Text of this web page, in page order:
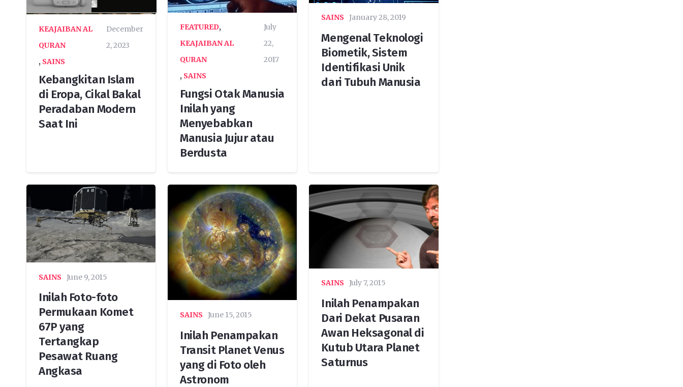
KEAJAIBAN AL
QURAN
, SAINS
December
2, 2023
Kebangkitan Islam
di Eropa, Cikal Bakal
Peradaban Modern
Saat Ini
FEATURED,
KEAJAIBAN AL
QURAN
, SAINS
July
22,
2017
Fungsi Otak Manusia
Inilah yang
Menyebabkan
Manusia Jujur atau
Berdusta
SAINS January 28, 2019
Mengenal Teknologi
Biometik, Sistem
Identifikasi Unik
dari Tubuh Manusia
SAINS June 9, 2015
Inilah Foto-foto
Permukaan Komet
67P yang
Tertangkap
Pesawat Ruang
Angkasa
SAINS June 15, 2015
Inilah Penampakan
Transit Planet Venus
yang di Foto oleh
Astronom
SAINS July 7, 2015
Inilah Penampakan
Dari Dekat Pusaran
Awan Heksagonal di
Kutub Utara Planet
Saturnus